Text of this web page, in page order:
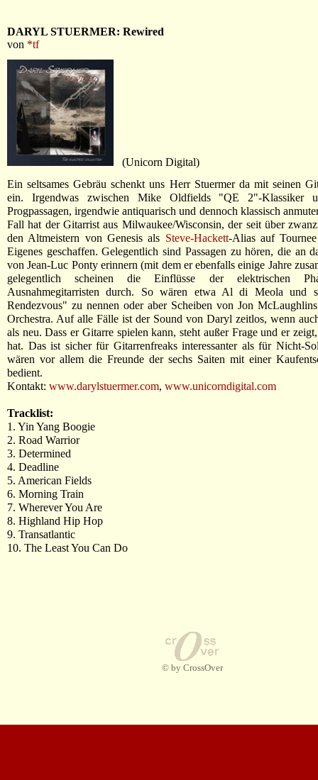
DARYL STUERMER: Rewired
von *tf
(Unicorn Digital)
Ein seltsames Gebräu schenkt uns Herr Stuermer da mit seinen
ein. Irgendwas zwischen Mike Oldfields "QE 2"-Klassiker
Progpassagen, irgendwie antiquarisch und dennoch klassisch
Fall hat der Gitarrist aus Milwaukee/Wisconsin, der seit über
den Altmeistern von Genesis als Steve-Hackett-Alias auf
Eigenes geschaffen. Gelegentlich sind Passagen zu hören, die an
von Jean-Luc Ponty erinnern (mit dem er ebenfalls einige Jahre
gelegentlich scheinen die Einflüsse der elektrischen
Ausnahmegitarristen durch. So wären etwa Al di Meola und
Rendezvous" zu nennen oder aber Scheiben von Jon
Orchestra. Auf alle Fälle ist der Sound von Daryl zeitlos, wenn
als neu. Dass er Gitarre spielen kann, steht außer Frage und er
hat. Das ist sicher für Gitarrenfreaks interessanter als für Nicht-
wären vor allem die Freunde der sechs Saiten mit einer
bedient.
Kontakt: www.darylstuermer.com, www.unicorndigital.com
Tracklist:
1. Yin Yang Boogie
2. Road Warrior
3. Determined
4. Deadline
5. American Fields
6. Morning Train
7. Wherever You Are
8. Highland Hip Hop
9. Transatlantic
10. The Least You Can Do
© by CrossOver